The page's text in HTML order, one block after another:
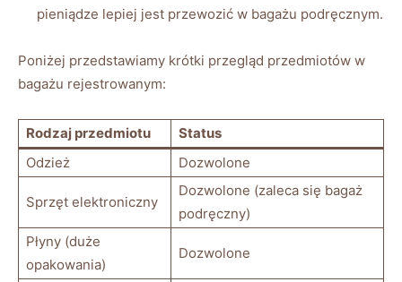
pieniądze lepiej jest przewozić w bagażu podręcznym.
Poniżej przedstawiamy krótki przegląd przedmiotów w
bagażu rejestrowanym:
Rodzaj przedmiotu
Status
Odzież
Dozwolone
Sprzęt elektroniczny
Dozwolone (zaleca się bagaż
podręczny)
Płyny (duże
opakowania)
Dozwolone